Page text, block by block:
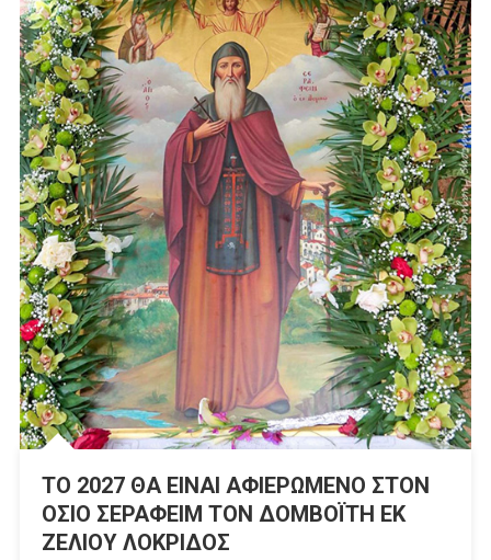
ΤΟ 2027 ΘΑ ΕΙΝΑΙ ΑΦΙΕΡΩΜΕΝΟ ΣΤΟΝ
ΟΣΙΟ ΣΕΡΑΦΕΙΜ ΤΟΝ ΔΟΜΒΟΪΤΗ ΕΚ
ΖΕΛΙΟΥ ΛΟΚΡΙΔΟΣ